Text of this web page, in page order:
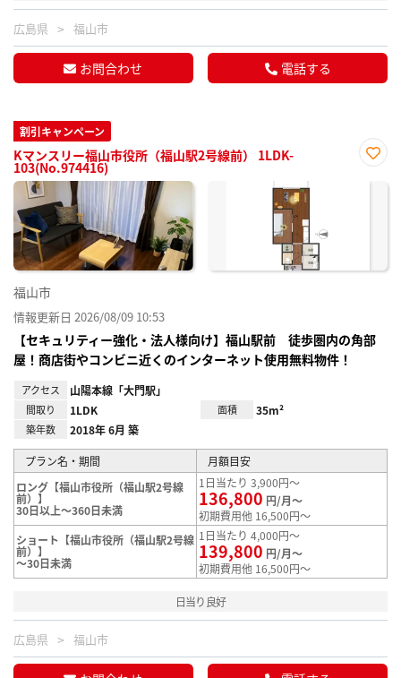
広島県 福山市
お問合わせ 電話する
割引キャンペーン
Kマンスリー福山市役所（福山駅2号線前） 1LDK-
103(No.974416)
に入
福山市
情報更新日 2026/08/09 10:53
【セキュリティー強化・法人様向け】福山駅前 徒歩圏内の角部
屋！商店街やコンビニ近くのインターネット使用無料物件！
アクセス 山陽本線「大門駅」
間取り 1LDK 面積 35m²
築年数 2018年 6月 築
プラン名・期間
月額目安
ロング【福山市役所（福山駅2号線
前）】
30日以上～360日未満
1日当たり 3,900円～
136,800 円/月～
初期費用他 16,500円～
ショート【福山市役所（福山駅2号線
前）】
～30日未満
1日当たり 4,000円～
139,800 円/月～
初期費用他 16,500円～
日当り良好
広島県 福山市